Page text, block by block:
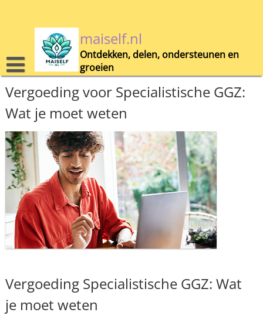
maiself.nl
Ontdekken, delen, ondersteunen en
groeien
Vergoeding voor Specialistische GGZ:
Wat je moet weten
Vergoeding Specialistische GGZ: Wat
je moet weten